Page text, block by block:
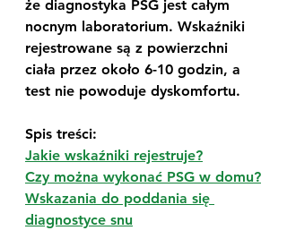
że diagnostyka PSG jest całym
nocnym laboratorium. Wskaźniki
rejestrowane są z powierzchni
ciała przez około 6-10 godzin, a
test nie powoduje dyskomfortu.
Spis treści:
Jakie wskaźniki rejestruje?
Czy można wykonać PSG w domu?
Wskazania do poddania się
diagnostyce snu